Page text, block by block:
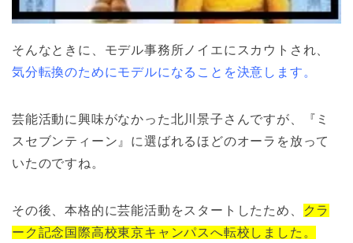
そんなときに、モデル事務所ノイエにスカウトされ、
気分転換のためにモデルになることを決意します。
芸能活動に興味がなかった北川景子さんですが、『ミ
スセブンティーン』に選ばれるほどのオーラを放って
いたのですね。
その後、本格的に芸能活動をスタートしたため、
クラ
ーク記念国際高校東京キャンパスへ転校しました。